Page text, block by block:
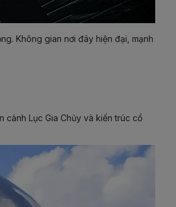
Không gian nơi đây hiện đại, mạnh
cảnh Lục Gia Chủy và kiến trúc cổ